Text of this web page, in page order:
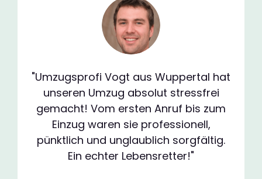
"Umzugsprofi Vogt aus Wuppertal hat
unseren Umzug absolut stressfrei
gemacht! Vom ersten Anruf bis zum
Einzug waren sie professionell,
pünktlich und unglaublich sorgfältig.
Ein echter Lebensretter!"